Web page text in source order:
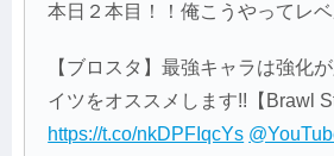
本日２本目！！俺こうやってレベ
【ブロスタ】最強キャラは強化
イツをオススメします!!【Brawl
https://t.co/nkDPFIqcYs